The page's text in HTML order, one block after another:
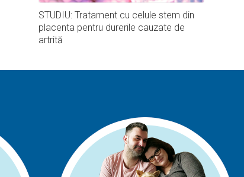
STUDIU: Tratament cu celule stem din
placenta pentru durerile cauzate de
artrită